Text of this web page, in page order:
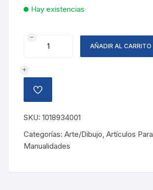
Hay existencias
FOAMY
METALIZADO
cantidad
AÑADIR AL CARRITO
AÑADIR
A
LISTA
DE
DESEOS
SKU:1018934001
Categorías:Arte/Dibujo ,Artículos Para
Manualidades